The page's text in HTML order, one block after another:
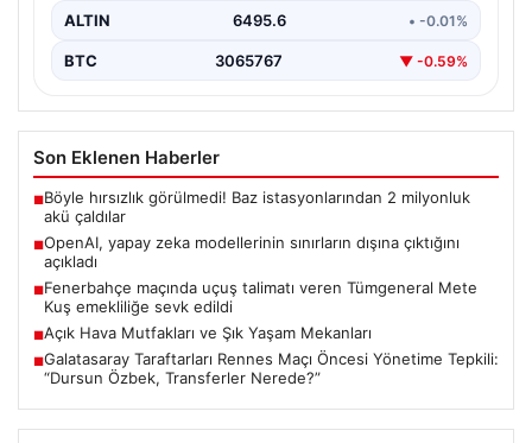
ALTIN 6495.6 • -0.01%
BTC 3065767 ▼ -0.59%
Son Eklenen Haberler
■Böyle hırsızlık görülmedi! Baz istasyonlarından 2 milyonluk
akü çaldılar
■OpenAI, yapay zeka modellerinin sınırların dışına çıktığını
açıkladı
■Fenerbahçe maçında uçuş talimatı veren Tümgeneral Mete
Kuş emekliliğe sevk edildi
■Açık Hava Mutfakları ve Şık Yaşam Mekanları
■Galatasaray Taraftarları Rennes Maçı Öncesi Yönetime Tepkili:
“Dursun Özbek, Transferler Nerede?”